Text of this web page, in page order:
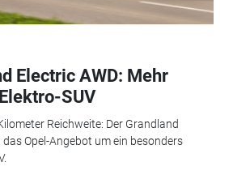
Electric AWD: Mehr
SUV
Reichweite: Der Grandland
Opel-Angebot um ein besonders